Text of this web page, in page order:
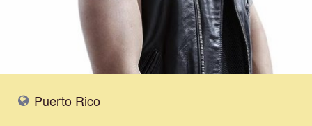
Puerto Rico